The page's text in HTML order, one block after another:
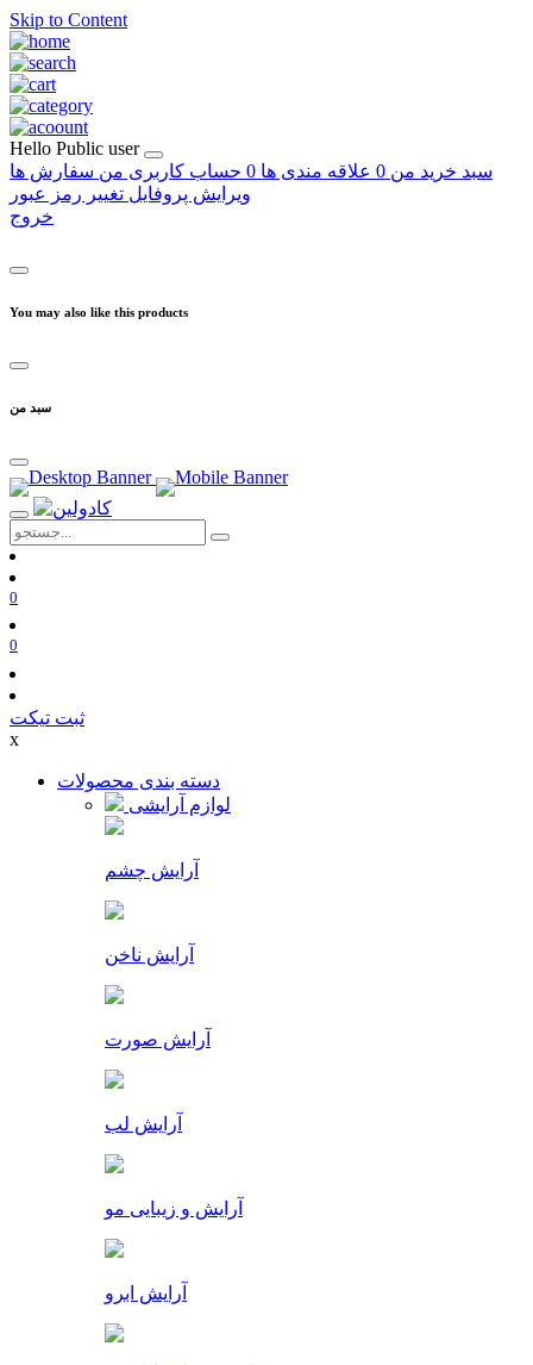
Skip to Content
Hello Public user
سبد خرید من 0 علاقه مندی ها 0 حساب کاربری من سفارش ها
ویرایش پروفایل تغییر رمز عبور
خروج
You may also like this products
سبد من
0
0
ثبت تیکت
x
دسته بندی محصولات
لوازم آرایشی
آرایش چشم
آرایش ناخن
آرایش صورت
آرایش لب
آرایش و زیبایی مو
آرایش ابرو